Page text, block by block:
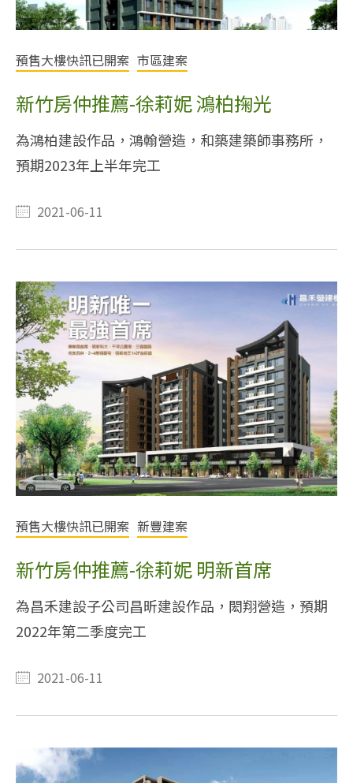
預售大樓快訊已開案 市區建案
新竹房仲推薦-徐莉妮 鴻柏掬光
為鴻柏建設作品，鴻翰營造，和築建築師事務所，
預期2023年上半年完工
2021-06-11
預售大樓快訊已開案 新豐建案
新竹房仲推薦-徐莉妮 明新首席
為昌禾建設子公司昌昕建設作品，閎翔營造，預期
2022年第二季度完工
2021-06-11